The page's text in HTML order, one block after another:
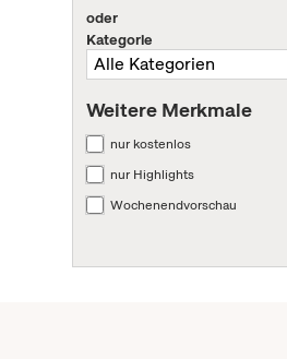
oder
Kategorie
Weitere Merkmale
nur kostenlos
nur Highlights
Wochenendvorschau